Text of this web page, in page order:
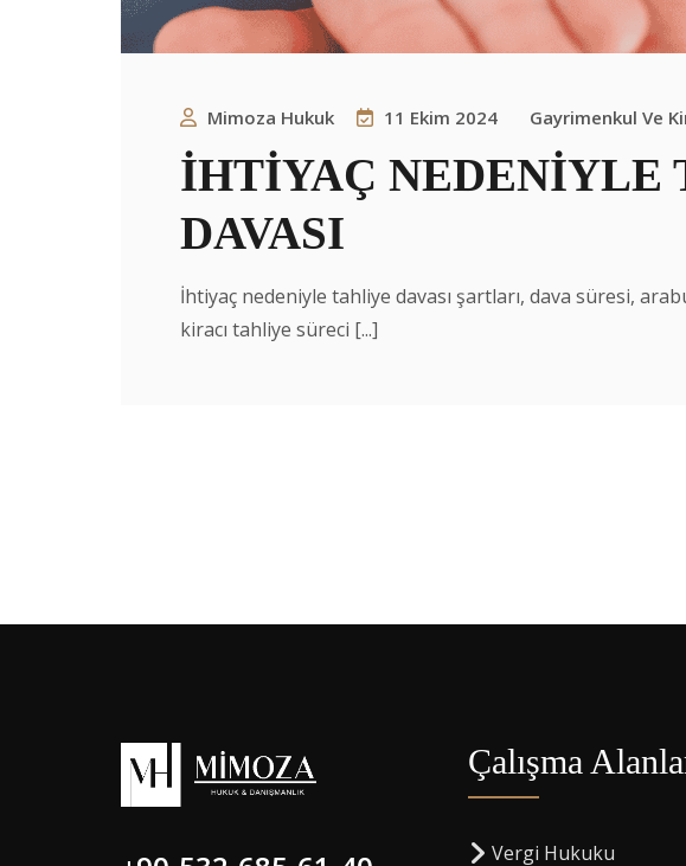
Mimoza Hukuk 11 Ekim 2024 Gayrimenkul Ve
İHTİYAÇ NEDENİYLE
DAVASI
İhtiyaç nedeniyle tahliye davası şartları, dava süresi,
kiracı tahliye süreci [...]
Çalışma
Vergi Hukuku